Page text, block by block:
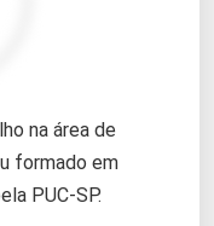
na área de
formado em
PUC-SP.